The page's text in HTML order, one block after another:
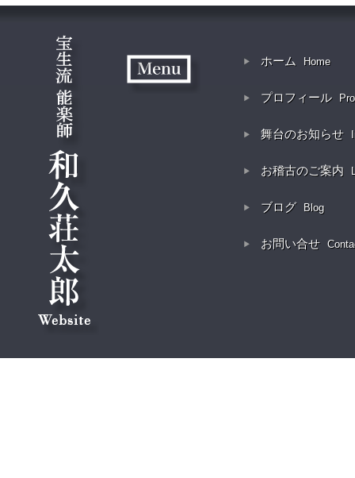
ホーム Home
プロフィール
舞台のお知らせ
お稽古のご案内
ブログ Blog
お問い合せ